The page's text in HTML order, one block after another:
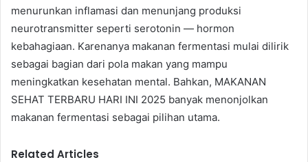
menurunkan inflamasi dan menunjang produksi
neurotransmitter seperti serotonin — hormon
kebahagiaan. Karenanya makanan fermentasi mulai dilirik
sebagai bagian dari pola makan yang mampu
meningkatkan kesehatan mental. Bahkan, MAKANAN
SEHAT TERBARU HARI INI 2025 banyak menonjolkan
makanan fermentasi sebagai pilihan utama.
Related Articles